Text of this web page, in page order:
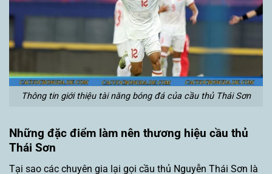
Thông tin giới thiệu tài năng bóng đá của cầu thủ Thái Sơn
Những đặc điểm làm nên thương hiệu cầu thủ
Thái Sơn
Tại sao các chuyên gia lại gọi cầu thủ Nguyễn Thái Sơn là